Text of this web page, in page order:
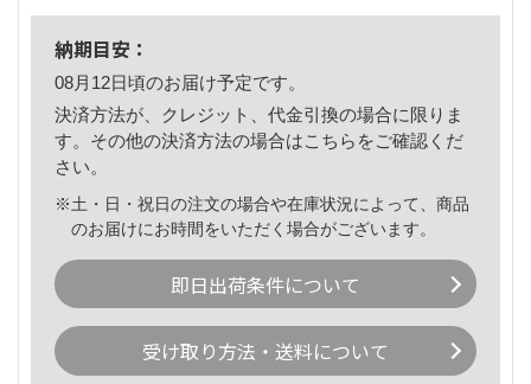
納期目安：
08月12日頃のお届け予定です。
決済方法が、クレジット、代金引換の場合に限りま
す。その他の決済方法の場合はこちら をご確認くだ
さい。
※土・日・祝日の注文の場合や在庫状況によって、商品
のお届けにお時間をいただく場合がございます。
即日出荷条件について
受け取り方法・送料について